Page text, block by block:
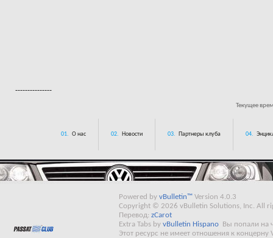
---------------
Текущее
01. О нас 02. Новости 03. Партнеры клуба 04.
Powered by vBulletin™ Version 4.0.3
Copyright © 2026 vBulletin Solutions, Inc. All
Перевод: zCarot
Extra Tabs by vBulletin Hispano
Вы попали на
Этот ресурс не имеет отношения к концерну